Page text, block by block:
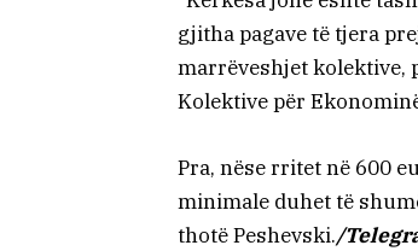
gjitha pagave të tjera
marrëveshjet kolektive,
Kolektive për
Pra, nëse rritet në 600
minimale duhet të
thotë Peshevski./